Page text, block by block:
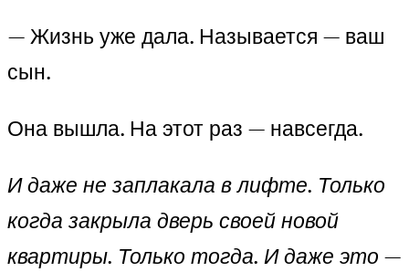
— Жизнь уже дала. Называется — ваш
сын.
Она вышла. На этот раз — навсегда.
И даже не заплакала в лифте. Только
когда закрыла дверь своей новой
квартиры. Только тогда. И даже это —